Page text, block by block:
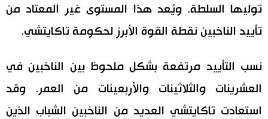
توليها السلطة. ويُعد هذا المستوى غير المعتاد من
تأييد الناخبين نقطة القوة الأبرز لحكومة تاكايتشي.
نسب التأييد مرتفعة بشكل ملحوظ بين الناخبين في
العشرينات والثلاثينات والأربعينات من العمر. وقد
استعادت تاكايتشي العديد من الناخبين الشباب الذين